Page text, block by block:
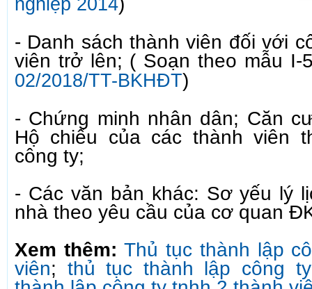
nghiệp 2014
- Danh sách thành viên đối với
viên trở lên; ( Soạn theo mẫu
02/2018/TT-BKHĐT)
- Chứng minh nhân dân; Căn
Hộ chiếu của các thành viên
công ty;
- Các văn bản khác: Sơ yếu lý
nhà theo yêu cầu của cơ quan
Xem thêm: Thủ tục thành lập
viên; thủ tục thành lập công